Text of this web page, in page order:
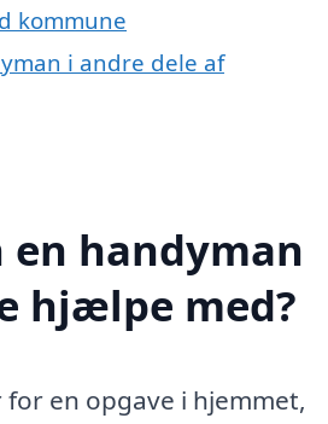
kommune
i andre dele af
en handyman
hjælpe med?
en opgave i hjemmet,